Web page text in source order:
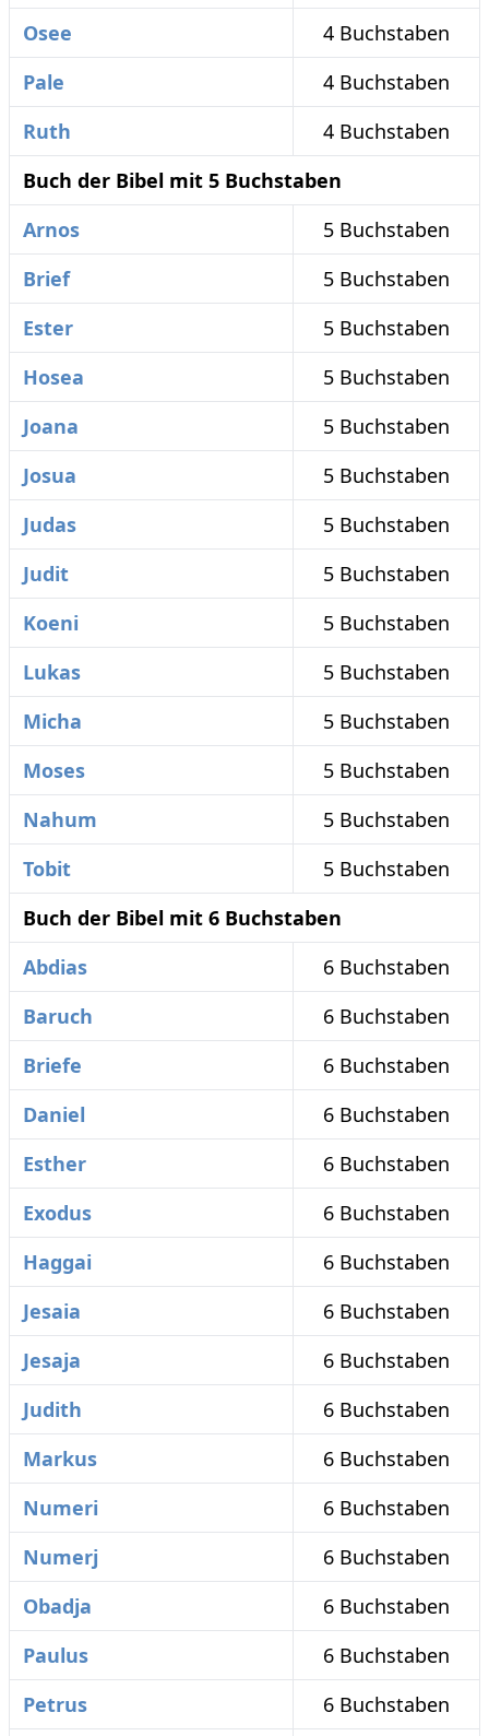
Osee
4 Buchstaben
Pale
4 Buchstaben
Ruth
4 Buchstaben
Buch der Bibel mit 5 Buchstaben
Arnos
5 Buchstaben
Brief
5 Buchstaben
Ester
5 Buchstaben
Hosea
5 Buchstaben
Joana
5 Buchstaben
Josua
5 Buchstaben
Judas
5 Buchstaben
Judit
5 Buchstaben
Koeni
5 Buchstaben
Lukas
5 Buchstaben
Micha
5 Buchstaben
Moses
5 Buchstaben
Nahum
5 Buchstaben
Tobit
5 Buchstaben
Buch der Bibel mit 6 Buchstaben
Abdias
6 Buchstaben
Baruch
6 Buchstaben
Briefe
6 Buchstaben
Daniel
6 Buchstaben
Esther
6 Buchstaben
Exodus
6 Buchstaben
Haggai
6 Buchstaben
Jesaia
6 Buchstaben
Jesaja
6 Buchstaben
Judith
6 Buchstaben
Markus
6 Buchstaben
Numeri
6 Buchstaben
Numerj
6 Buchstaben
Obadja
6 Buchstaben
Paulus
6 Buchstaben
Petrus
6 Buchstaben